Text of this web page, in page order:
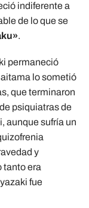
indiferente a
de lo que se
.
permaneció
lo sometió
que terminaron
psiquiatras de
aunque sufría un
y
tanto era
fue